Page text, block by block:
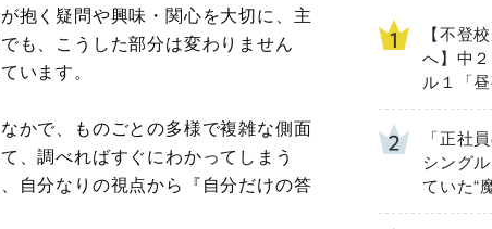
抱く疑問や興味・関心を大切に、主
も、こうした部分は変わりません
います。
かで、ものごとの多様で複雑な側面
、調べればすぐにわかってしまう
自分なりの視点から『自分だけの答
【不登
へ】中
ル１「
わが子
出した
「正社
シング
ていた“
編】